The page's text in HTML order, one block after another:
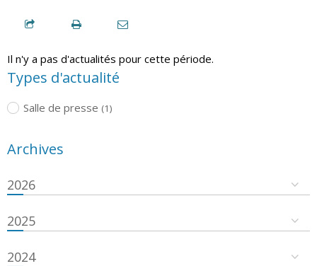
Il n'y a pas d'actualités pour cette période.
Types d'actualité
Salle de presse (1)
Archives
2026
2025
2024